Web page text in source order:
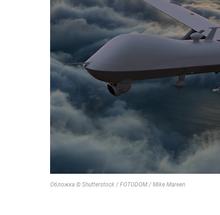
Обложка © Shutterstock / FOTODOM / Mike Mareen